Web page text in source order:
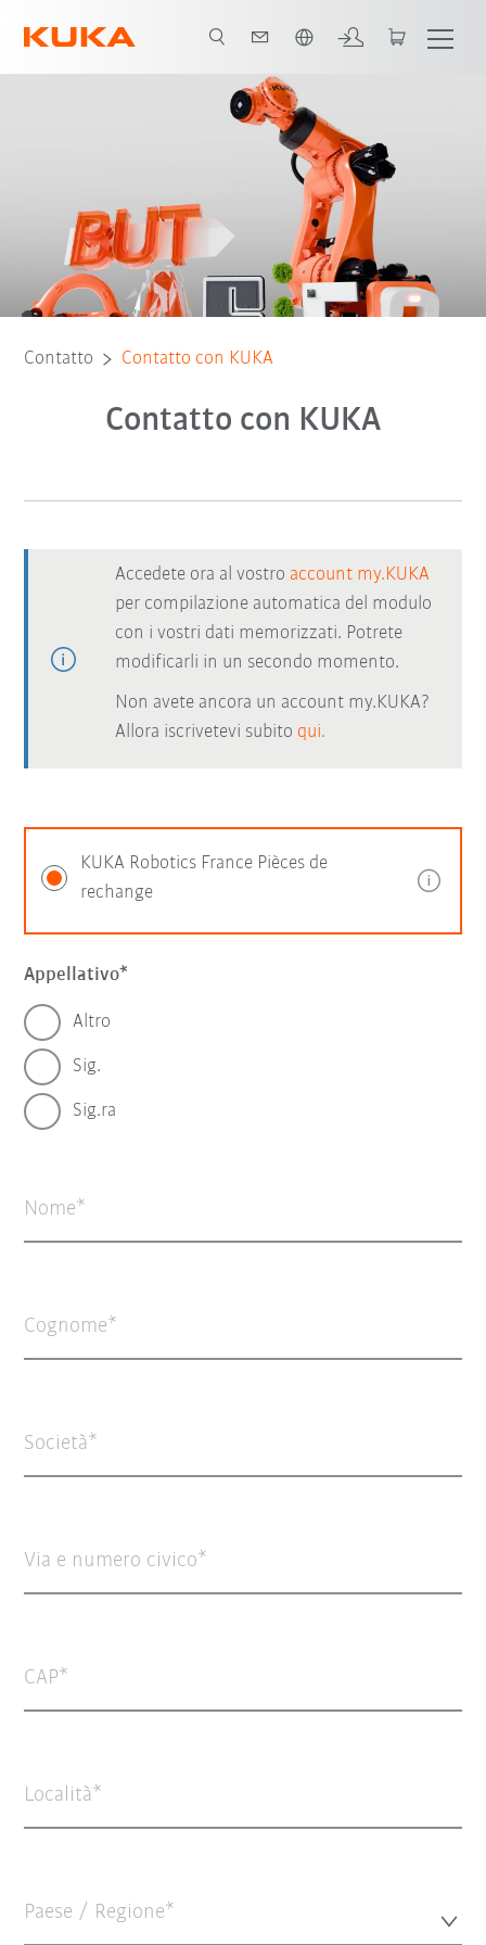
Contatto Contatto con KUKA
Contatto con KUKA
Accedete ora al vostro account my.KUKA
per compilazione automatica del modulo
con i vostri dati memorizzati. Potrete
modificarli in un secondo momento.
Non avete ancora un account my.KUKA?
Allora iscrivetevi subito qui.
KUKA Robotics France Pièces de
rechange
Appellativo
Altro
Sig.
Sig.ra
Nome
Cognome
Società
Via e numero civico
CAP
Località
Paese / Regione*